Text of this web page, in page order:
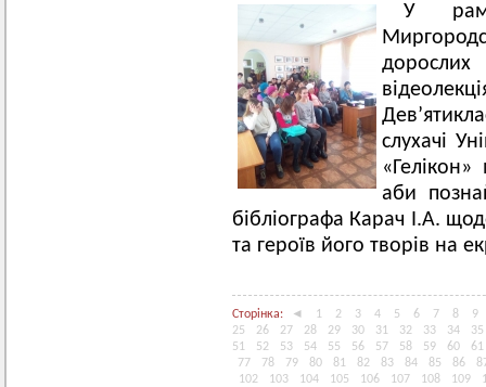
У
слухачі
аби
бібліографа Карач І.А.
та героїв його творів на
Сторінка: ◄ 1 2 3 4 5 6 7 8
9
25
26 27 28 29 30 31 32 33 34
35
51
52 53 54 55 56 57 58 59 60
61
77
78 79 80 81 82 83 84 85 86
102
103 104 105 106 107 108 109